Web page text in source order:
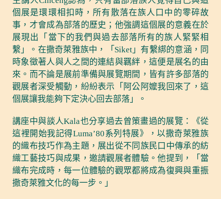
個展是環環相扣時，所有散落在族人口中的零碎故
事，才會成為部落的歷史；他強調這個展的意義在於
展現出「當下的我們與過去部落所有的族人緊緊相
繫」。在撒奇萊雅族中，「Siket」有繫綁的意涵，同
時象徵著人與人之間的連結與羈絆，這便是展名的由
來。而不論是展前準備與展覽期間，皆有許多部落的
觀展者深受觸動，紛紛表示「阿公阿嬤我回來了，這
個展讓我能夠下定決心回去部落」。
講座中與談人Kala也分享過去曾策畫過的展覽：《從
這裡開始我記得Luma’80系列特展》，以撒奇萊雅族
的織布技巧作為主題，展出從不同族民口中傳承的紡
織工藝技巧與成果，邀請觀展者體驗。他提到，「當
織布完成時，每一位體驗的觀眾都將成為復興與重振
撒奇萊雅文化的每一步。」